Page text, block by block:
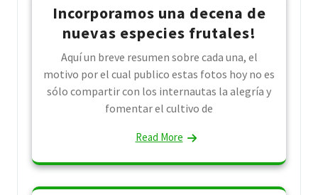
Incorporamos una decena de
nuevas especies frutales!
Aquí un breve resumen sobre cada una, el
motivo por el cual publico estas fotos hoy no es
sólo compartir con los internautas la alegría y
fomentar el cultivo de
Read More